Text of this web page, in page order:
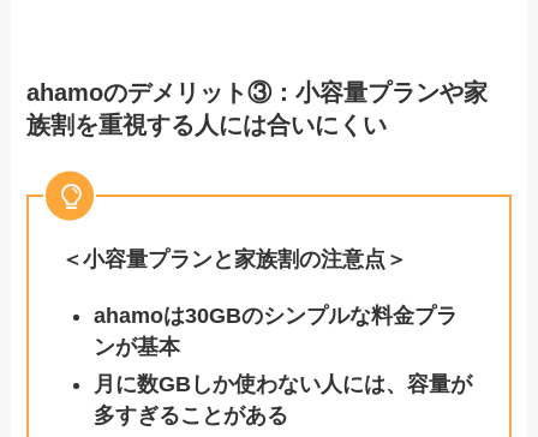
ahamoのデメリット③：小容量プランや家
族割を重視する人には合いにくい
＜小容量プランと家族割の注意点＞
ahamoは30GBのシンプルな料金プラ
ンが基本
月に数GBしか使わない人には、容量が
多すぎることがある